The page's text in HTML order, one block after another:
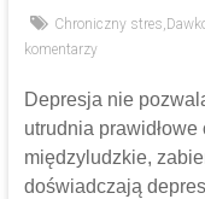
Chroniczny stres,
komentarzy
Depresja nie
utrudnia
międzyludzkie,
doświadczają